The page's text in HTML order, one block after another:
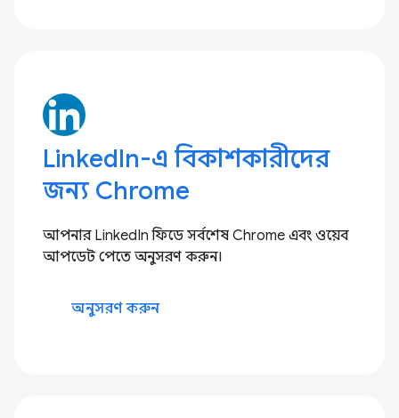
LinkedIn-এ বিকাশকারীদের
জন্য Chrome
আপনার LinkedIn ফিডে সর্বশেষ Chrome এবং ওয়েব
আপডেট পেতে অনুসরণ করুন।
অনুসরণ করুন